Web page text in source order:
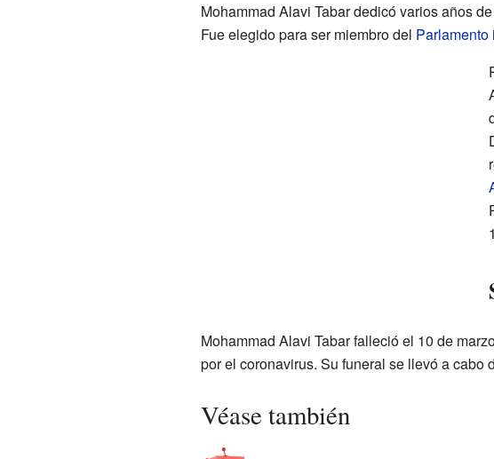
Mohammad Alavi Tabar dedicó varios años
Fue elegido para ser miembro del Parlamento
Mohammad Alavi Tabar falleció el 10 de
por el coronavirus. Su funeral se llevó a cabo
Véase también